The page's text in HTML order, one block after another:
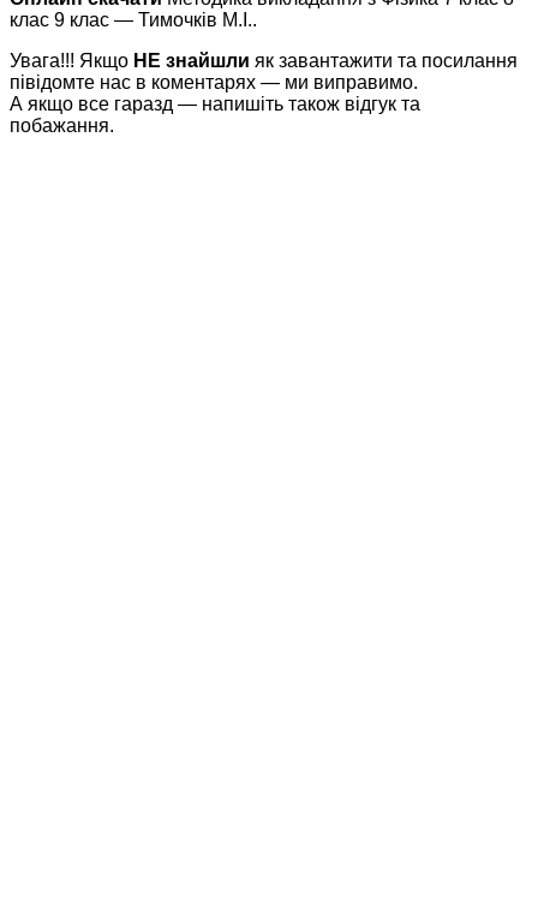
клас 9 клас — Тимочків М.І..
Увага!!! Якщо НЕ знайшли як завантажити та посилання
півідомте нас в коментарях — ми виправимо.
А якщо все гаразд — напишіть також відгук та
побажання.